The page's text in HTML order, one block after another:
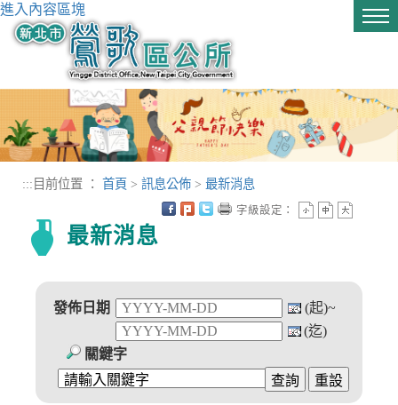
進入內容區塊
::: 目前位置 ： 首頁 > 訊息公佈 > 最新消息
最新消息
字級設定：
發佈日期
(起)~
(迄)
關鍵字